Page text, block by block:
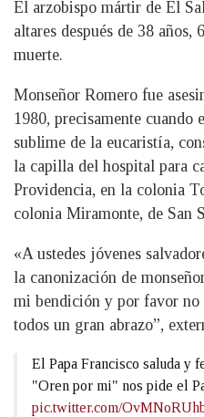
El arzobispo mártir de El
altares después de 38 años,
muerte.
Monseñor Romero fue
1980, precisamente cuando
sublime de la eucaristía,
la capilla del hospital para
Providencia, en la colonia
colonia Miramonte, de San
«A ustedes jóvenes
la canonización de
mi bendición y por favor
todos un gran abrazo”,
El Papa Francisco saluda y
"Oren por mi" nos pide el
pic.twitter.com/